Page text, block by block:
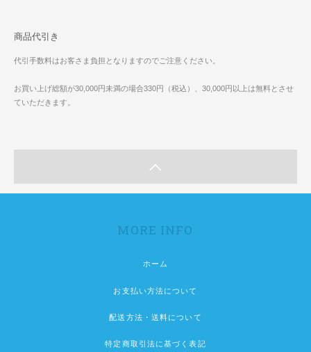
商品代引き
代引手数料はお客さま負担となりますのでご注意ください。
お買い上げ総額が30,000円未満の場合330円（税込）、30,000円以上は無料とさせ
ていただきます。
MORE INFO
ホーム
お支払い方法について
配送方法・送料について
特定商取引法に基づく表記